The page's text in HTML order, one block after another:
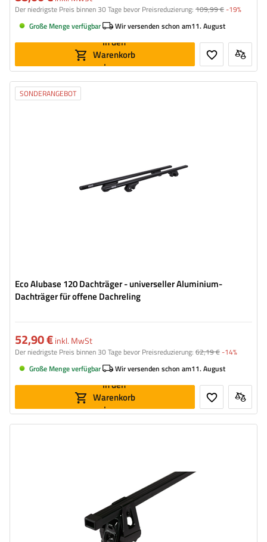
Der niedrigste Preis binnen 30 Tage bevor Preisreduzierung: 109,99 €-19%
Große Menge verfügbar
Wir versenden schon am11. August
In den
Warenkorb
legen
SONDERANGEBOT
Eco Alubase 120 Dachträger - universeller Aluminium-
Dachträger für offene Dachreling
52,90 €inkl. MwSt
Der niedrigste Preis binnen 30 Tage bevor Preisreduzierung: 62,19 €-14%
Große Menge verfügbar
Wir versenden schon am11. August
In den
Warenkorb
legen